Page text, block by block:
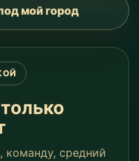
мой город
команду, средний